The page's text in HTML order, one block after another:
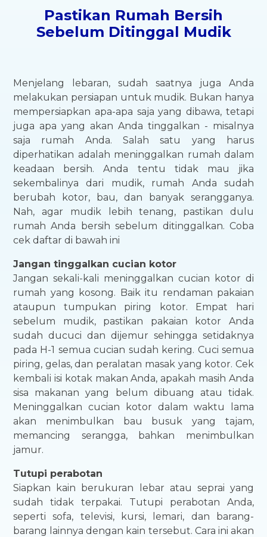
Pastikan Rumah Bersih
Sebelum Ditinggal Mudik
Menjelang lebaran, sudah saatnya juga Anda
melakukan persiapan untuk mudik. Bukan hanya
mempersiapkan apa-apa saja yang dibawa, tetapi
juga apa yang akan Anda tinggalkan - misalnya
saja rumah Anda. Salah satu yang harus
diperhatikan adalah meninggalkan rumah dalam
keadaan bersih. Anda tentu tidak mau jika
sekembalinya dari mudik, rumah Anda sudah
berubah kotor, bau, dan banyak serangganya.
Nah, agar mudik lebih tenang, pastikan dulu
rumah Anda bersih sebelum ditinggalkan. Coba
cek daftar di bawah ini
Jangan tinggalkan cucian kotor
Jangan sekali-kali meninggalkan cucian kotor di
rumah yang kosong. Baik itu rendaman pakaian
ataupun tumpukan piring kotor. Empat hari
sebelum mudik, pastikan pakaian kotor Anda
sudah ducuci dan dijemur sehingga setidaknya
pada H-1 semua cucian sudah kering. Cuci semua
piring, gelas, dan peralatan masak yang kotor. Cek
kembali isi kotak makan Anda, apakah masih Anda
sisa makanan yang belum dibuang atau tidak.
Meninggalkan cucian kotor dalam waktu lama
akan menimbulkan bau busuk yang tajam,
memancing serangga, bahkan menimbulkan
jamur.
Tutupi perabotan
Siapkan kain berukuran lebar atau seprai yang
sudah tidak terpakai. Tutupi perabotan Anda,
seperti sofa, televisi, kursi, lemari, dan barang-
barang lainnya dengan kain tersebut. Cara ini akan